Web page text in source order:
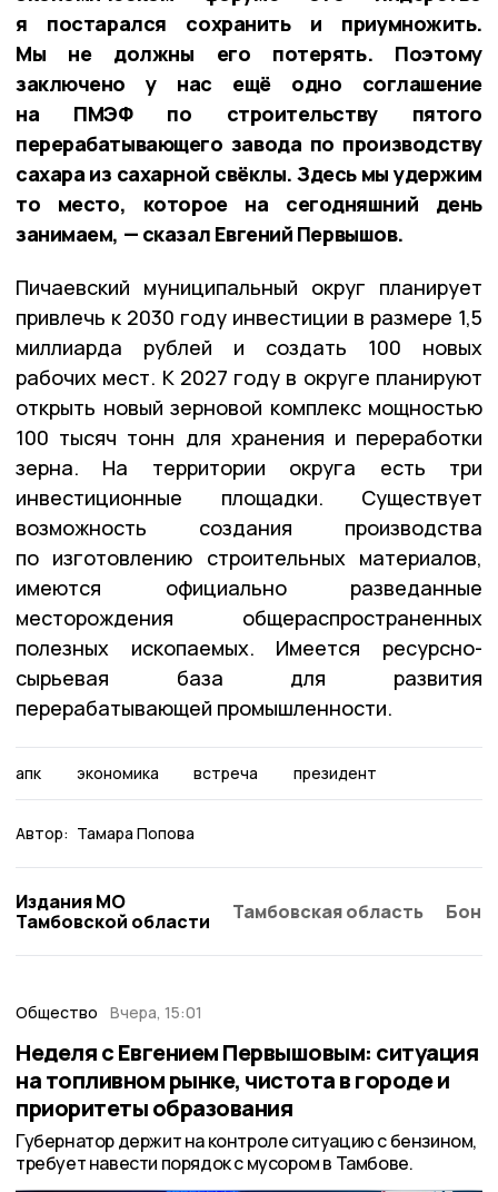
я постарался сохранить и приумножить.
Мы не должны его потерять. Поэтому
заключено у нас ещё одно соглашение
на ПМЭФ по строительству пятого
перерабатывающего завода по производству
сахара из сахарной свёклы. Здесь мы удержим
то место, которое на сегодняшний день
занимаем, — сказал Евгений Первышов.
Пичаевский муниципальный округ планирует
привлечь к 2030 году инвестиции в размере 1,5
миллиарда рублей и создать 100 новых
рабочих мест. К 2027 году в округе планируют
открыть новый зерновой комплекс мощностью
100 тысяч тонн для хранения и переработки
зерна. На территории округа есть три
инвестиционные площадки. Существует
возможность создания производства
по изготовлению строительных материалов,
имеются официально разведанные
месторождения общераспространенных
полезных ископаемых. Имеется ресурсно-
сырьевая база для развития
перерабатывающей промышленности.
апк экономика встреча президент
Автор: Тамара Попова
Издания МО
Тамбовской области
Тамбовская область
Общество Вчера, 15:01
Неделя с Евгением Первышовым: ситуация
на топливном рынке, чистота в городе и
приоритеты образования
Губернатор держит на контроле ситуацию с бензином,
требует навести порядок с мусором в Тамбове.